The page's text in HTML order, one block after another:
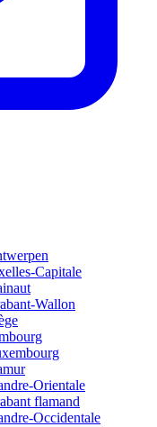
Capitale
Wallon
Orientale
flamand
Occidentale